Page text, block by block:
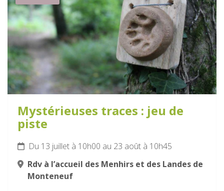
Mystérieuses traces : jeu de
piste
Du 13 juillet à 10h00 au 23 août à 10h45
Rdv à l’accueil des Menhirs et des Landes de
Monteneuf